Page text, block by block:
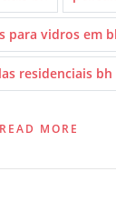
para vidros em
residenciais bh
READ MORE